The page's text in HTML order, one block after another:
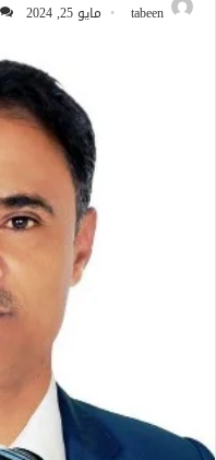
tabeen مايو 25, 2024